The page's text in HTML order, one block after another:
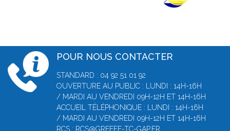
POUR NOUS CONTACTER
STANDARD : 04 92 51 01 92
OUVERTURE AU PUBLIC : LUNDI : 14H-16H
/ MARDI AU VENDREDI 09H-12H ET 14H-16H
ACCUEIL TÉLÉPHONIQUE : LUNDI : 14H-16H
/ MARDI AU VENDREDI 09H-12H ET 14H-16H
RCS : RCS@GREFFE-TC-GAP.FR